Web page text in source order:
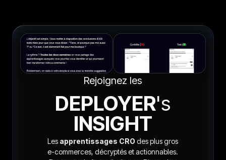
Rejoignez les
DEPLOYER's
INSIGHT
Les apprentissages CROdes plus gros
e-commerces, décryptés et actionnables.